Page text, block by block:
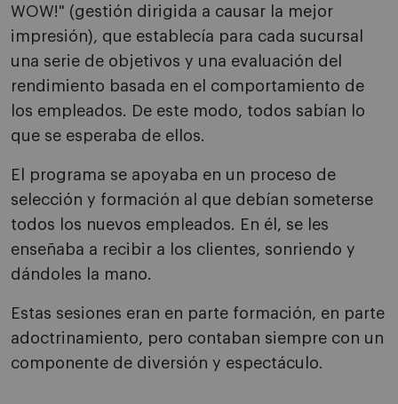
WOW!" (gestión dirigida a causar la mejor
impresión), que establecía para cada sucursal
una serie de objetivos y una evaluación del
rendimiento basada en el comportamiento de
los empleados. De este modo, todos sabían lo
que se esperaba de ellos.
El programa se apoyaba en un proceso de
selección y formación al que debían someterse
todos los nuevos empleados. En él, se les
enseñaba a recibir a los clientes, sonriendo y
dándoles la mano.
Estas sesiones eran en parte formación, en parte
adoctrinamiento, pero contaban siempre con un
componente de diversión y espectáculo.